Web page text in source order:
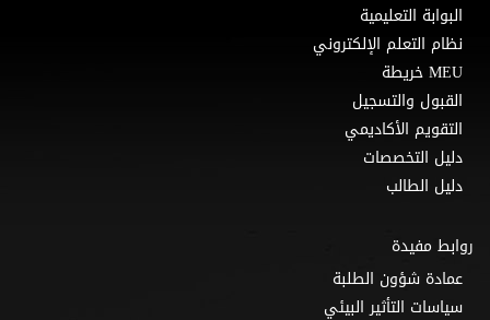
البوابة التعليمية
نظام التعلم الإلكتروني
MEU خريطة
القبول والتسجيل
التقويم الأكاديمي
دليل التخصصات
دليل الطالب
روابط مفيدة
عمادة شؤون الطلبة
سياسات التأثير البيئي